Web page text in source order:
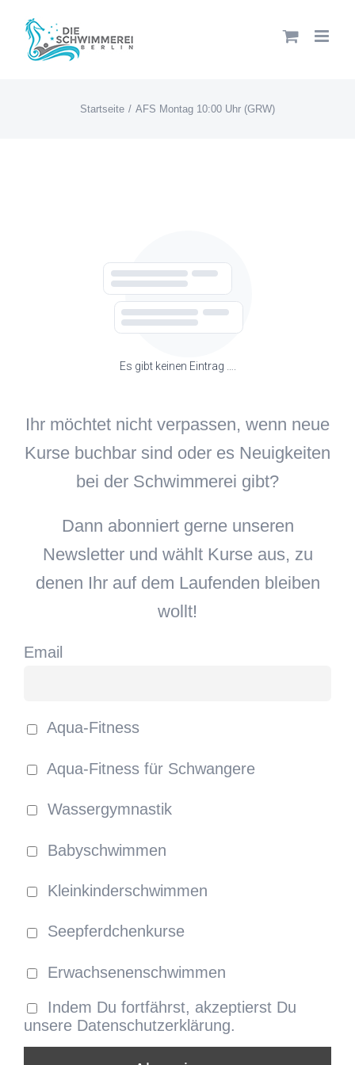
Zum
Inhalt
Startseite AFS Montag 10:00 Uhr (GRW)
Es gibt keinen Eintrag ….
Ihr möchtet nicht verpassen, wenn neue
Kurse buchbar sind oder es Neuigkeiten
bei der Schwimmerei gibt?
Dann abonniert gerne unseren
Newsletter und wählt Kurse aus, zu
denen Ihr auf dem Laufenden bleiben
wollt!
Email
Aqua-Fitness
Aqua-Fitness für Schwangere
Wassergymnastik
Babyschwimmen
Kleinkinderschwimmen
Seepferdchenkurse
Erwachsenenschwimmen
Indem Du fortfährst, akzeptierst Du
unsere Datenschutzerklärung.